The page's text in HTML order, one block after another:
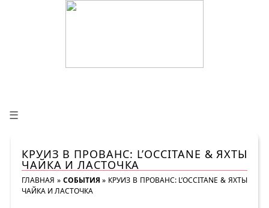
☰
КРУИЗ В ПРОВАНС: L’OCCITANE & ЯХТЫ
ЧАЙКА И ЛАСТОЧКА
ГЛАВНАЯ » СОБЫТИЯ » КРУИЗ В ПРОВАНС: L’OCCITANE & ЯХТЫ
ЧАЙКА И ЛАСТОЧКА